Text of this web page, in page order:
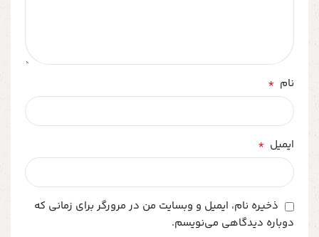
نام *
ایمیل *
ذخیره نام، ایمیل و وبسایت من در مرورگر برای زمانی که
دوباره دیدگاهی می‌نویسم.